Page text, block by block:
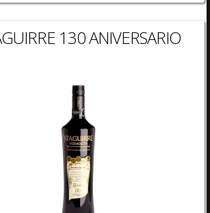
130 ANIVERSARIO